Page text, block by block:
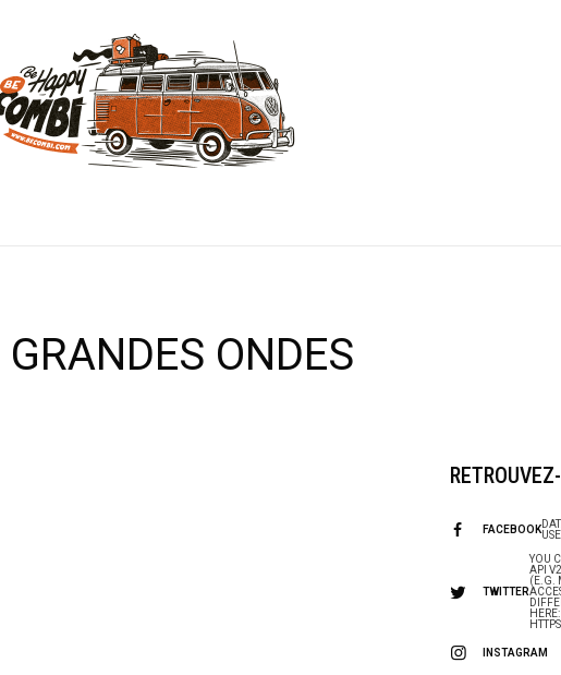
GRANDES ONDES
FACEBOOK
TWITTER
YOU
API
(E.G.
HERE:
INSTAGRAM